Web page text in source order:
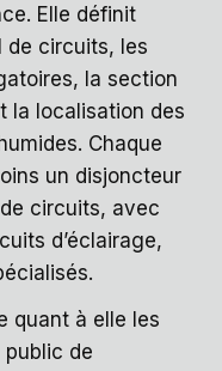
Elle définit
de circuits, les
la section
la localisation des
Chaque
un disjoncteur
circuits, avec
d’éclairage,
quant à elle les
de